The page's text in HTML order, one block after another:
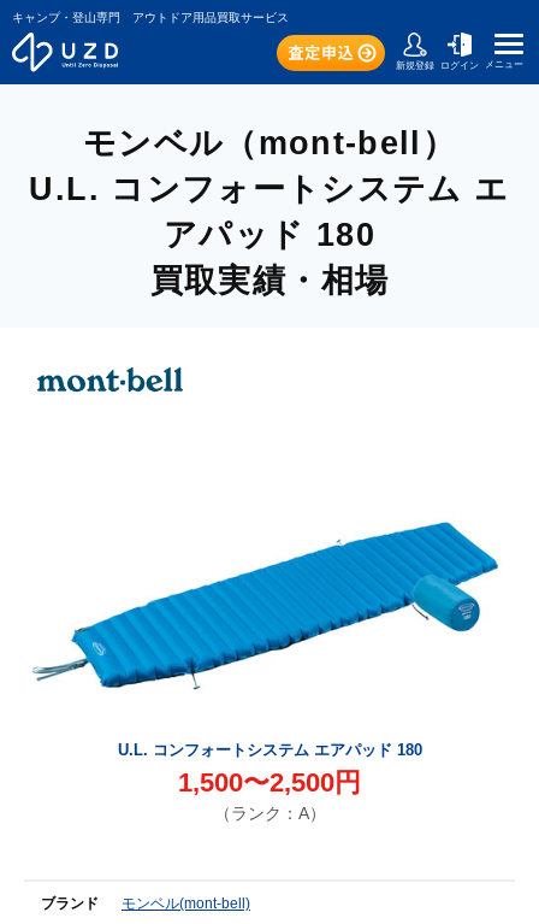
キャンプ・登山専門 アウトドア用品買取サービス
新規登録 ログイン メニュー
モンベル（mont-bell）
U.L. コンフォートシステム エ
アパッド 180
買取実績・相場
U.L. コンフォートシステム エアパッド 180
1,500〜2,500円
（ランク：A）
ブランド モンベル(mont-bell)